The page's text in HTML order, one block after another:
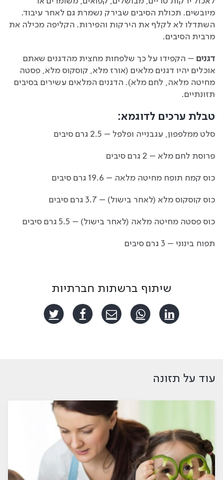
מיובשים. תכולת הסיבים שבירק נשמרת גם לאחר עיבוד.
השתדלו לא לקלף את הירקות והפירות. הקליפה מכילה את
מרבית הסיבים.
דגנים – הקפידו על כך שלפחות מחצית מהדגנים שאתם
אוכלים יהיו דגנים מלאים (אורז מלא, קוסקוס מלא, פסטה
מחיטה מלאה, לחם מלא). הדגנים המלאים עשירים בסיבים
תזונתיים.
טבלת ערכים לדוגמא:
סלט ממלפפון, עגבנייה ופלפל – 2.5 גרם סיבים
פרוסת לחם מלא – 2 גרם סיבים
כוס קמח תופח מחיטה מלאה – 19.6 גרם סיבים
כוס קוסקוס מלא (לאחר בישול) – 3.7 גרם סיבים
כוס פסטה מחיטה מלאה (לאחר בישול) – 5.5 גרם סיבים
תפוח בינוני – 3 גרם סיבים
שיתוף ברשתות חברתיות
עוד על תזונה